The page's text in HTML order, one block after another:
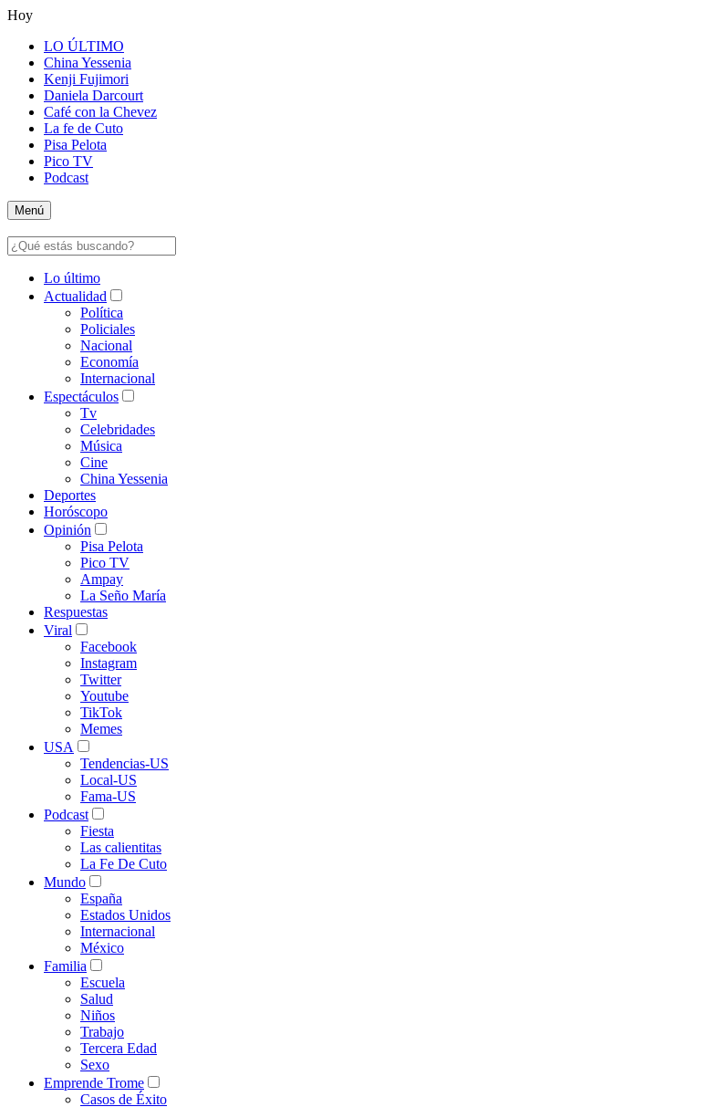
Hoy
LO ÚLTIMO
China Yessenia
Kenji Fujimori
Daniela Darcourt
Café con la Chevez
La fe de Cuto
Pisa Pelota
Pico TV
Podcast
Menú
Lo último
Actualidad
Política
Policiales
Nacional
Economía
Internacional
Espectáculos
Tv
Celebridades
Música
Cine
China Yessenia
Deportes
Horóscopo
Opinión
Pisa Pelota
Pico TV
Ampay
La Seño María
Respuestas
Viral
Facebook
Instagram
Twitter
Youtube
TikTok
Memes
USA
Tendencias-US
Local-US
Fama-US
Podcast
Fiesta
Las calientitas
La Fe De Cuto
Mundo
España
Estados Unidos
Internacional
México
Familia
Escuela
Salud
Niños
Trabajo
Tercera Edad
Sexo
Emprende Trome
Casos de Éxito